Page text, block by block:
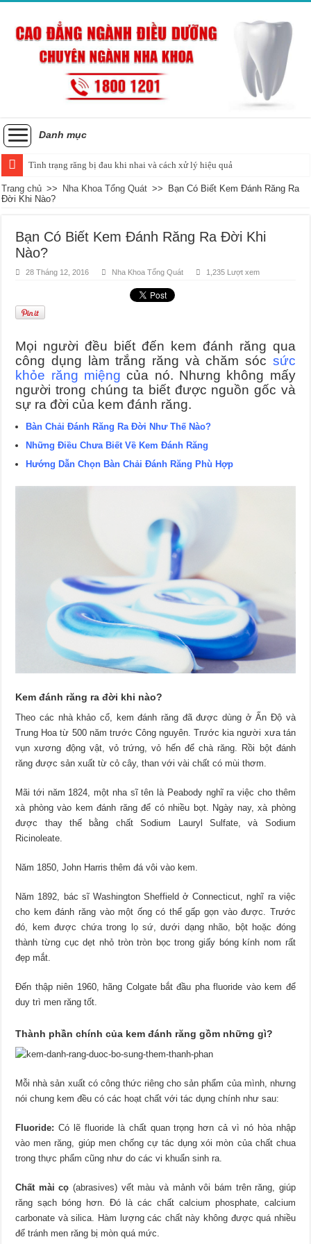
Danh mục
Tình trạng răng bị đau khi nhai và cách xử lý hiệu quả
Trang chủ >> Nha Khoa Tổng Quát >>
Bạn Có Biết Kem Đánh Răng Ra
Đời Khi Nào?
Bạn Có Biết Kem Đánh Răng Ra Đời Khi
Nào?
28 Tháng 12, 2016 Nha Khoa Tổng Quát 1,235 Lượt xem
Mọi người đều biết đến kem đánh răng qua
công dụng làm trắng răng và chăm sóc sức
khỏe răng miệng của nó. Nhưng không mấy
người trong chúng ta biết được nguồn gốc và
sự ra đời của kem đánh răng.
Bàn Chải Đánh Răng Ra Đời Như Thế Nào?
Những Điều Chưa Biết Về Kem Đánh Răng
Hướng Dẫn Chọn Bàn Chải Đánh Răng Phù Hợp
Kem đánh răng ra đời khi nào?
Theo các nhà khảo cổ, kem đánh răng đã được dùng ở Ấn Độ và
Trung Hoa từ 500 năm trước Công nguyên. Trước kia người xưa tán
vụn xương động vật, vỏ trứng, vỏ hến để chà răng. Rồi bột đánh
răng được sản xuất từ cỏ cây, than với vài chất có mùi thơm.
Mãi tới năm 1824, một nha sĩ tên là Peabody nghĩ ra việc cho thêm
xà phòng vào kem đánh răng để có nhiều bọt. Ngày nay, xà phòng
được thay thế bằng chất Sodium Lauryl Sulfate, và Sodium
Ricinoleate.
Năm 1850, John Harris thêm đá vôi vào kem.
Năm 1892, bác sĩ Washington Sheffield ở Connecticut, nghĩ ra việc
cho kem đánh răng vào một ống có thể gấp gọn vào được. Trước
đó, kem được chứa trong lọ sứ, dưới dạng nhão, bột hoặc đóng
thành từng cục dẹt nhỏ tròn tròn bọc trong giấy bóng kính nom rất
đẹp mắt.
Đến thập niên 1960, hãng Colgate bắt đầu pha fluoride vào kem để
duy trì men răng tốt.
Thành phần chính của kem đánh răng gồm những gì?
Mỗi nhà sản xuất có công thức riêng cho sản phẩm của mình, nhưng
nói chung kem đều có các hoạt chất với tác dụng chính như sau:
Fluoride:Có lẽ fluoride là chất quan trọng hơn cả vì nó hòa nhập
vào men răng, giúp men chống cự tác dụng xói mòn của chất chua
trong thực phẩm cũng như do các vi khuẩn sinh ra.
Chất mài cọ (abrasives) vết màu và mảnh vôi bám trên răng, giúp
răng sạch bóng hơn. Đó là các chất calcium phosphate, calcium
carbonate và silica. Hàm lượng các chất này không được quá nhiều
để tránh men răng bị mòn quá mức.